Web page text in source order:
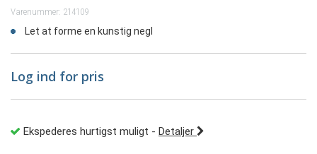
Varenummer: 214109
Let at forme en kunstig negl
Log ind for pris
Ekspederes hurtigst muligt - Detaljer